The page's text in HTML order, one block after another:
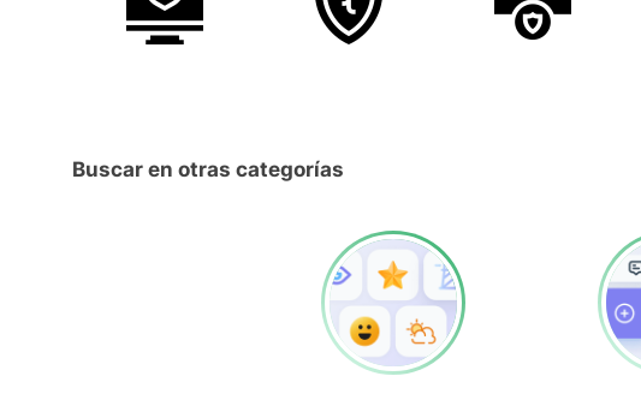
Buscar en otras categorías